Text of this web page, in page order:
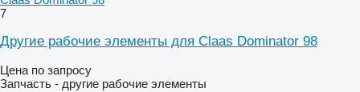
7
Другие рабочие элементы для Claas Dominator 98
Цена по запросу
Запчасть - другие рабочие элементы